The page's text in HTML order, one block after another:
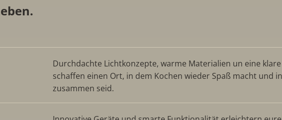
Durchdachte Lichtkonzepte, warme Materialien un eine
schaffen einen Ort, in dem Kochen wieder Spaß macht und
zusammen seid.